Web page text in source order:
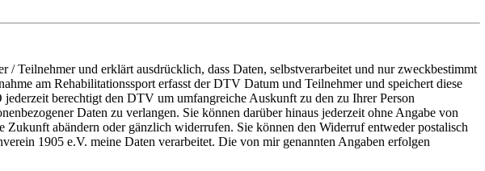
Teilnehmer und erklärt ausdrücklich, dass Daten, selbstverarbeitet und nur zweckbestimmt
am Rehabilitationssport erfasst der DTV Datum und Teilnehmer und speichert diese
berechtigt den DTV um umfangreiche Auskunft zu den zu Ihrer Person
Daten zu verlangen. Sie können darüber hinaus jederzeit ohne Angabe von
abändern oder gänzlich widerrufen. Sie können den Widerruf entweder postalisch
1905 e.V. meine Daten verarbeitet. Die von mir genannten Angaben erfolgen